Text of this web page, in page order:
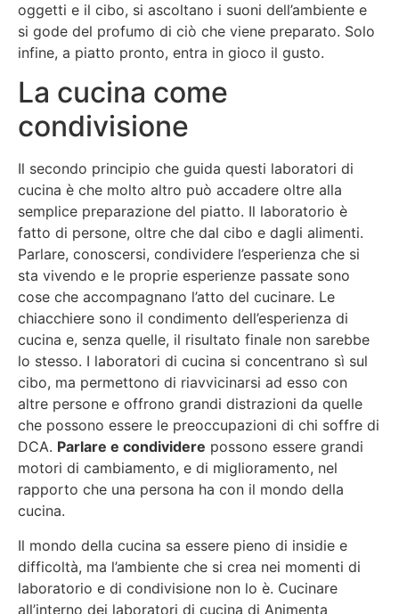
oggetti e il cibo, si ascoltano i suoni dell’ambiente e
si gode del profumo di ciò che viene preparato. Solo
infine, a piatto pronto, entra in gioco il gusto.
La cucina come
condivisione
Il secondo principio che guida questi laboratori di
cucina è che molto altro può accadere oltre alla
semplice preparazione del piatto. Il laboratorio è
fatto di persone, oltre che dal cibo e dagli alimenti.
Parlare, conoscersi, condividere l’esperienza che si
sta vivendo e le proprie esperienze passate sono
cose che accompagnano l’atto del cucinare. Le
chiacchiere sono il condimento dell’esperienza di
cucina e, senza quelle, il risultato finale non sarebbe
lo stesso. I laboratori di cucina si concentrano sì sul
cibo, ma permettono di riavvicinarsi ad esso con
altre persone e offrono grandi distrazioni da quelle
che possono essere le preoccupazioni di chi soffre di
DCA. Parlare e condividere possono essere grandi
motori di cambiamento, e di miglioramento, nel
rapporto che una persona ha con il mondo della
cucina.
Il mondo della cucina sa essere pieno di insidie e
difficoltà, ma l’ambiente che si crea nei momenti di
laboratorio e di condivisione non lo è. Cucinare
all’interno dei laboratori di cucina di Animenta